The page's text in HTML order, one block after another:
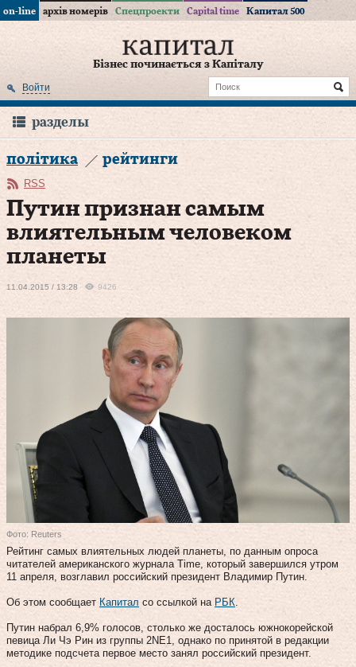
on-line архів номерів Спецпроекти Capital time Капитал 500
Бізнес починається з Капіталу
Войти
разделы
політика рейтинги
RSS
Путин признан самым
влиятельным человеком
планеты
11.04.2015 / 13:28 9426
Фото: Reuters
Рейтинг самых влиятельных людей планеты, по данным опроса
читателей американского журнала Time, который завершился утром
11 апреля, возглавил российский президент Владимир Путин.
Об этом сообщает Капитал со ссылкой на РБК
Путин набрал 6,9% голосов, столько же досталось южнокорейской
певица Ли Чэ Рин из группы 2NE1, однако по принятой в редакции
методике подсчета первое место занял российский президент.